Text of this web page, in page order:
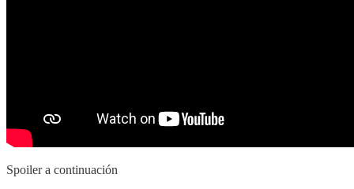
Spoiler a continuación